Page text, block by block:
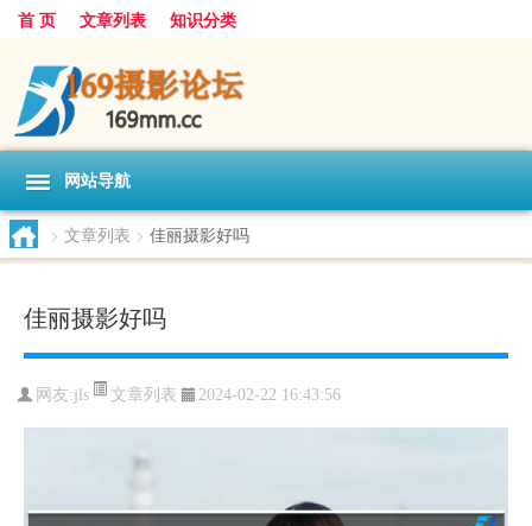
首 页 文章列表 知识分类
网站导航
> 文章列表 > 佳丽摄影好吗
佳丽摄影好吗
网友:jls 文章列表 2024-02-22 16:43:56